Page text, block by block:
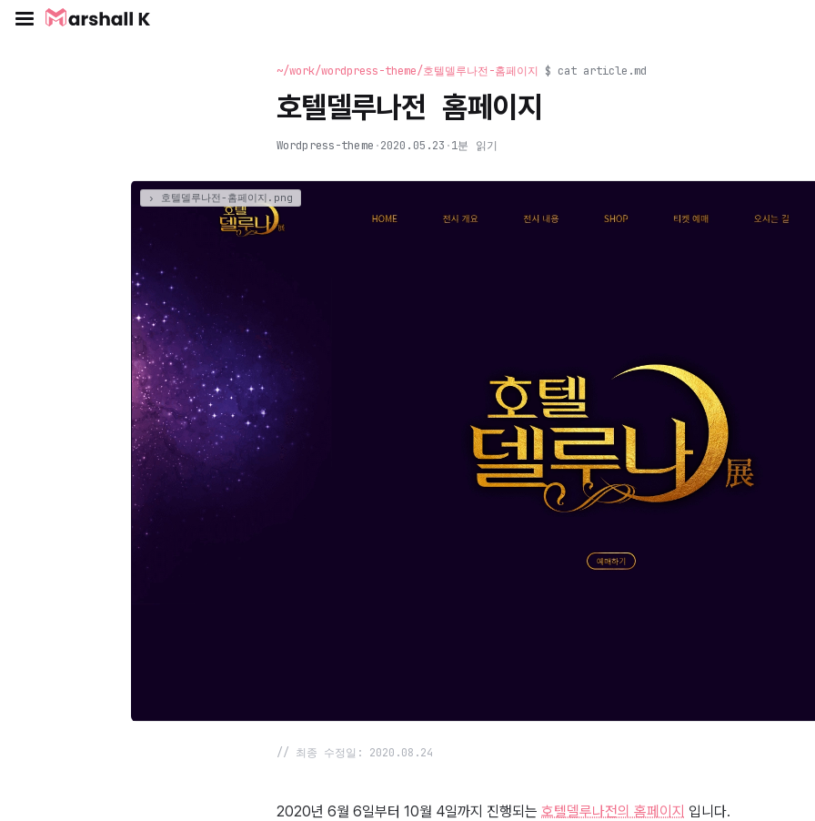
~/work/wordpress-theme/호텔델루나전-홈페이지 $ cat article.md
호텔델루나전 홈페이지
Wordpress-theme ·2020.05.23 ·1분 읽기
// 최종 수정일: 2020.08.24
2020년 6월 6일부터 10월 4일까지 진행되는 호텔델루나전의 홈페이지 입니다.